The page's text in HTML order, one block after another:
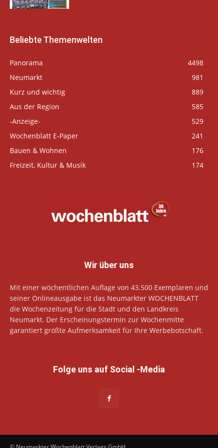
Beliebte Themenwelten
Panorama
4498
Neumarkt
981
Kurz und wichtig
889
Aus der Region
585
-Anzeige-
529
Wochenblatt E-Paper
241
Bauen & Wohnen
176
Freizeit, Kultur & Musik
174
Wir über uns
Mit einer wöchentlichen Auflage von 43.500 Exemplaren und
seiner Onlineausgabe ist das Neumarkter WOCHENBLATT
die Wochenzeitung für die Stadt und den Landkreis
Neumarkt. Der Erscheinungstermin zur Wochenmitte
garantiert größte Aufmerksamkeit für Ihre Werbebotschaft.
Folge uns auf Social -Media